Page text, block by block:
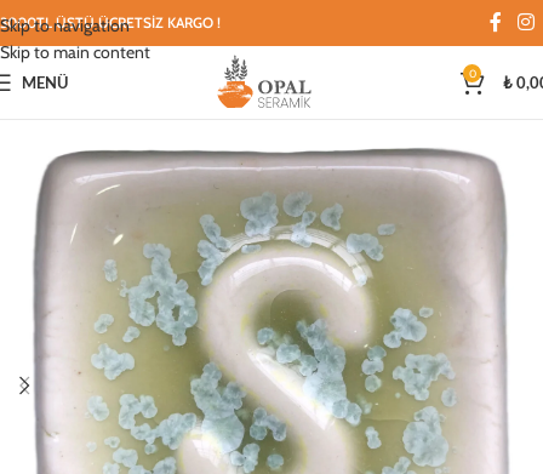
Skip to navigation
Skip to main content
3000TL ÜSTÜ ÜCRETSİZ KARGO !
MENÜ 0 ₺